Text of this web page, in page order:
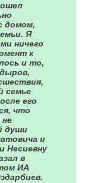
домом,
Я
ничего
к
и то,
семье
его
что
не
души
и
Несиевну
в
ИА